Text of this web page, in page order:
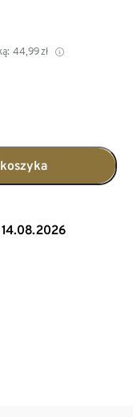
44,99 zł